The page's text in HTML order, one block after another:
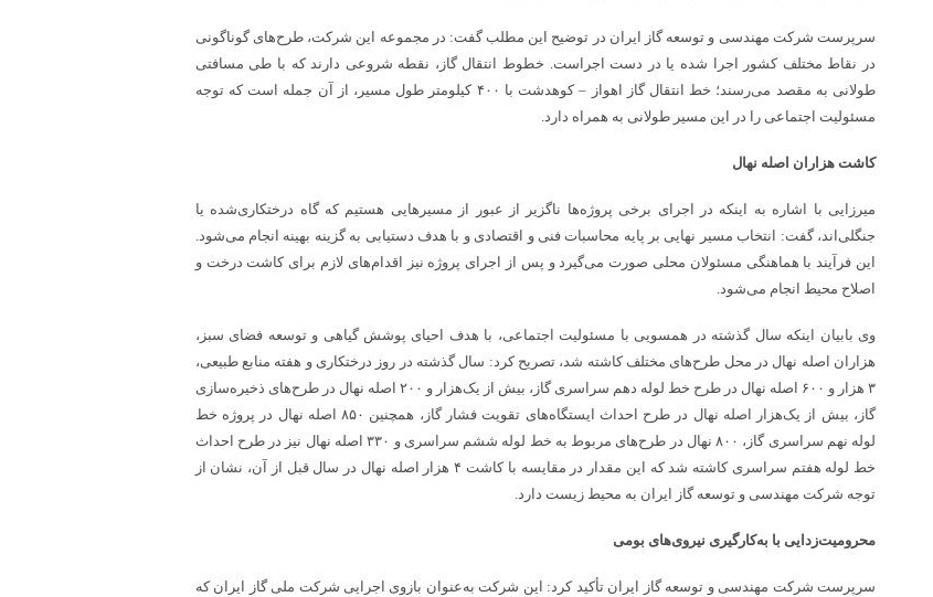
سرپرست شرکت مهندسی و توسعه گاز ایران در توضیح این مطلب گفت: در مجموعه این شرکت، طرح‌های گوناگونی
در نقاط مختلف کشور اجرا شده یا در دست اجراست. خطوط انتقال گاز، نقطه شروعی دارند که با طی مسافتی
طولانی به مقصد می‌رسند؛ خط انتقال گاز اهواز – کوهدشت با ۴۰۰ کیلومتر طول مسیر، از آن جمله است که توجه
مسئولیت اجتماعی را در این مسیر طولانی به همراه دارد.
کاشت هزاران اصله نهال
میرزایی با اشاره به اینکه در اجرای برخی پروژه‌ها ناگزیر از عبور از مسیرهایی هستیم که گاه درختکاری‌شده یا
جنگلی‌اند، گفت: انتخاب مسیر نهایی بر پایه محاسبات فنی و اقتصادی و با هدف دستیابی به گزینه بهینه انجام می‌شود.
این فرآیند با هماهنگی مسئولان محلی صورت می‌گیرد و پس از اجرای پروژه نیز اقدام‌های لازم برای کاشت درخت و
اصلاح محیط انجام می‌شود.
وی بابیان اینکه سال گذشته در همسویی با مسئولیت اجتماعی، با هدف احیای پوشش گیاهی و توسعه فضای سبز،
هزاران اصله نهال در محل طرح‌های مختلف کاشته شد، تصریح کرد: سال گذشته در روز درختکاری و هفته منابع طبیعی،
۳ هزار و ۶۰۰ اصله نهال در طرح خط لوله دهم سراسری گاز، بیش از یک‌هزار و ۲۰۰ اصله نهال در طرح‌های ذخیره‌سازی
گاز، بیش از یک‌هزار اصله نهال در طرح احداث ایستگاه‌های تقویت فشار گاز، همچنین ۸۵۰ اصله نهال در پروژه خط
لوله نهم سراسری گاز، ۸۰۰ نهال در طرح‌های مربوط به خط لوله ششم سراسری و ۳۳۰ اصله نهال نیز در طرح احداث
خط لوله هفتم سراسری کاشته شد که این مقدار در مقایسه با کاشت ۴ هزار اصله نهال در سال قبل از آن، نشان از
توجه شرکت مهندسی و توسعه گاز ایران به محیط زیست دارد.
محرومیت‌زدایی با به‌کارگیری نیروی‌های بومی
سرپرست شرکت مهندسی و توسعه گاز ایران تأکید کرد: این شرکت به‌عنوان بازوی اجرایی شرکت ملی گاز ایران که